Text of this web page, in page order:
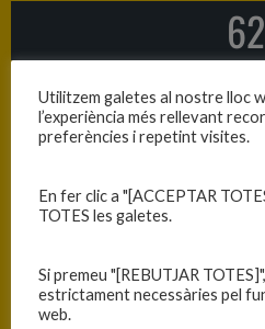
62
—
71
Utilitzem galetes al nostre lloc
l’experiència més rellevant
preferències i repetint visites.
En fer clic a "[ACCEPTAR
TOTES les galetes.
Si premeu "[REBUTJAR
estrictament necessàries pel
web.